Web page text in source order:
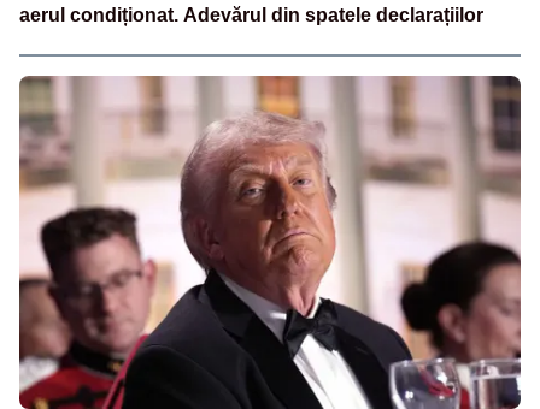
aerul condiționat. Adevărul din spatele declarațiilor